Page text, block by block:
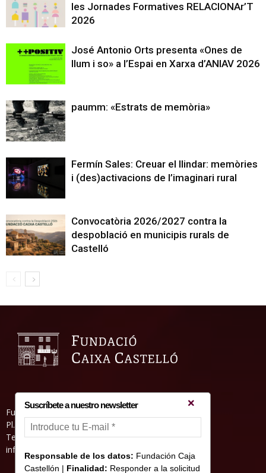
les Jornades Formatives RELACIONAr’T
2026
José Antonio Orts presenta «Ones de
llum i so» a l’Espai en Xarxa d’ANIAV 2026
paumm: «Estrats de memòria»
Fermín Sales: Creuar el llindar: memòries
i (des)activacions de l’imaginari rural
Convocatòria 2026/2027 contra la
despoblació en municipis rurals de
Castelló
Fundació Caixa Castelló • Casa Abadía
Pl. de l’Herba, s/nº. 12001 Castelló de la Plana
Telèfon 964 232 551 • Fax 964 231 550
informacion@fundacioncajacastellon.es
Suscríbete a nuestro newsletter
Responsable de los datos: Fundación Caja
Castellón | Finalidad: Responder a la solicitud